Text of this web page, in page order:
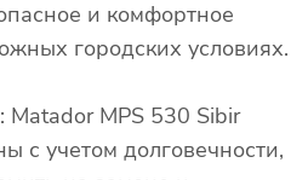
и комфортное
городских условиях.
MPS 530 Sibir
с учетом долговечности,